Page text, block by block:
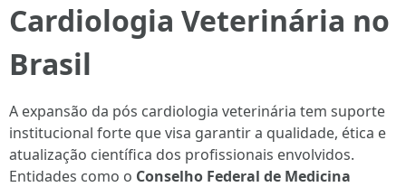
Cardiologia Veterinária no
Brasil
A expansão da pós cardiologia veterinária tem suporte
institucional forte que visa garantir a qualidade, ética e
atualização científica dos profissionais envolvidos.
Entidades como o Conselho Federal de Medicina